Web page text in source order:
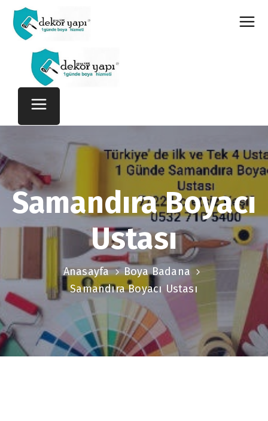
Samandıra Boyacı
Ustası
Anasayfa
Boya Badana
Samandıra Boyacı Ustası